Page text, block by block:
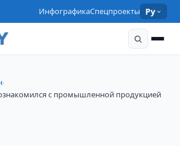
ИнфографикаСпецпроекты Ру
›
с промышленной продукцией